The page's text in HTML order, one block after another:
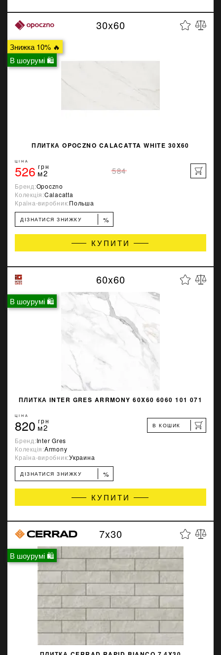
Знижка 10% 🔥
В шоурумі 🛍
30x60
ПЛИТКА OPOCZNO CALACATTA WHITE 30X60
ЦІНА
526 грн
м2 584
Бренд:Opoczno
Колекція:Calacatta
Країна-виробник:Польша
ДІЗНАТИСЯ ЗНИЖКУ %
КУПИТИ
В шоурумі 🛍
60x60
ПЛИТКА INTER GRES ARRMONY 60X60 6060 101 071
ЦІНА
820 грн
м2 В КОШИК
Бренд:Inter Gres
Колекція:Armony
Країна-виробник:Украина
ДІЗНАТИСЯ ЗНИЖКУ %
КУПИТИ
В шоурумі 🛍
7x30